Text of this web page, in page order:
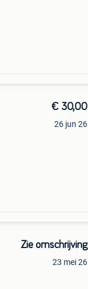
€ 30,00
26 jun 26
Zie omschrijving
23 mei 26